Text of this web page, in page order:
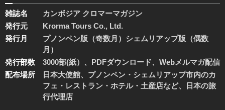
雑誌名
カンボジア クロマーマガジン
発行元
Krorma Tours Co., Ltd.
発行月
プノンペン版（奇数月）シェムリアップ版（偶数
月）
発行部数
3000部(紙）、PDFダウンロード、Webメルマガ配信
配布場所
日本大使館、プノンペン・シェムリアップ市内のカ
フェ・レストラン・ホテル・土産店など、日本の旅
行代理店